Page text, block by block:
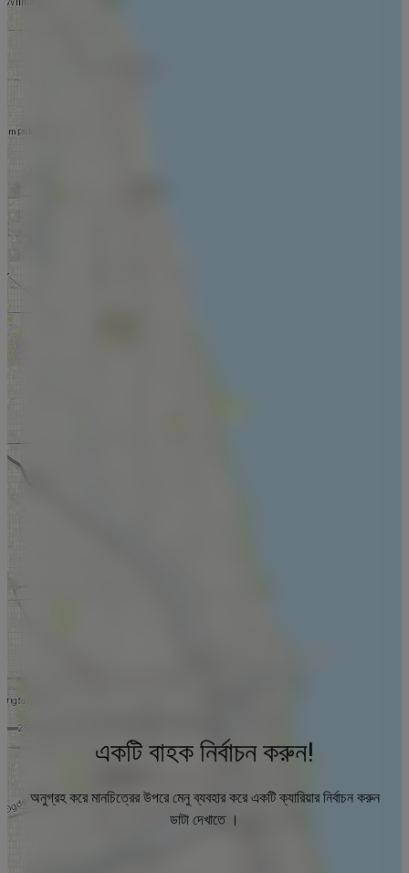
একটি বাহক নির্বাচন করুন!
অনুগ্রহ করে মানচিত্রের উপরে মেনু ব্যবহার করে একটি ক্যারিয়ার নির্বাচন করুন
ডাটা দেখাতে ।